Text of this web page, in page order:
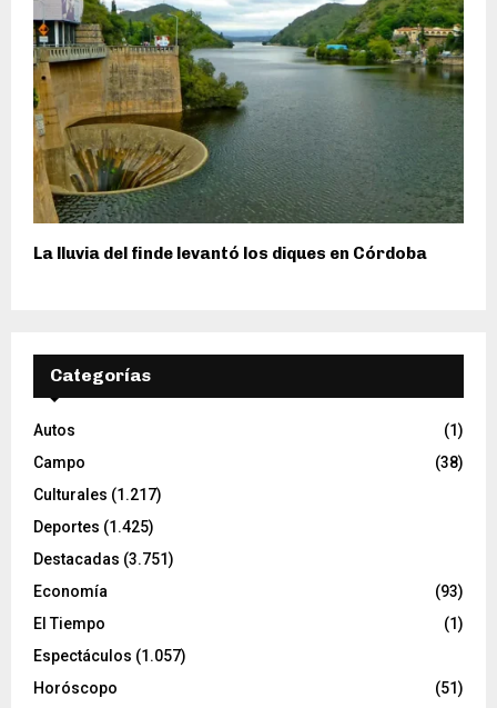
La lluvia del finde levantó los diques en Córdoba
Categorías
Autos
(1)
Campo
(38)
Culturales (1.217)
Deportes (1.425)
Destacadas (3.751)
Economía
(93)
El Tiempo
(1)
Espectáculos (1.057)
Horóscopo
(51)